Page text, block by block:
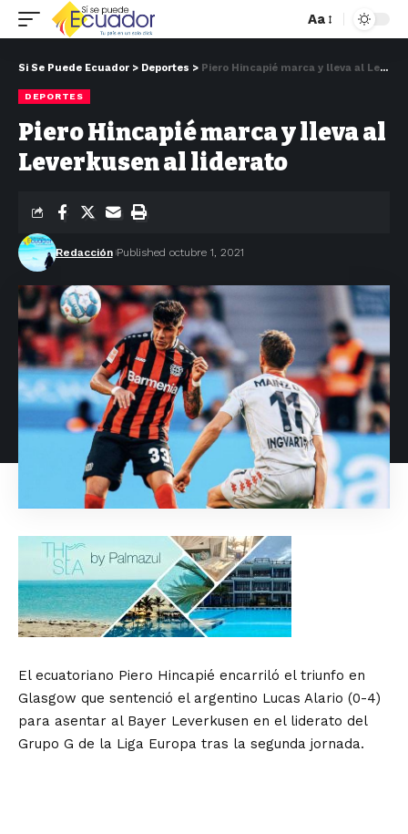
Aa
Si Se Puede Ecuador > Deportes > Piero Hincapié marca y lleva al Leverkusen al liderato
DEPORTES
Piero Hincapié marca y lleva al
Leverkusen al liderato
Redacción Published octubre 1, 2021
El ecuatoriano Piero Hincapié encarriló el triunfo en
Glasgow que sentenció el argentino Lucas Alario (0-4)
para asentar al Bayer Leverkusen en el liderato del
Grupo G de la Liga Europa tras la segunda jornada.